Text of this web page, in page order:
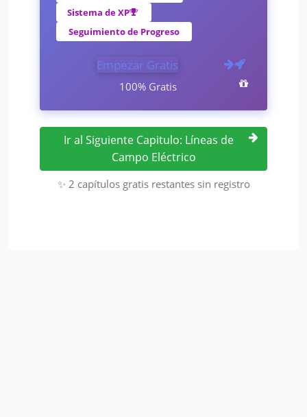
Sistema de XP
Seguimiento de Progreso
Empezar Gratis
100% Gratis
Ir al Siguiente Capitulo: Líneas de
Campo Eléctrico
✨ 2 capítulos gratis restantes sin registro